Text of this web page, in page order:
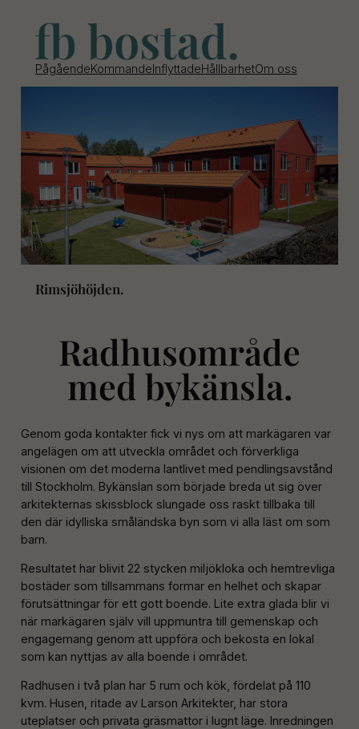
PågåendeKommandeInflyttadeHållbarhetOm oss
Rimsjöhöjden.
Radhusområde
med bykänsla.
Genom goda kontakter fick vi nys om att markägaren var
angelägen om att utveckla området och förverkliga
visionen om det moderna lantlivet med pendlingsavstånd
till Stockholm. Bykänslan som började breda ut sig över
arkitekternas skissblock slungade oss raskt tillbaka till
den där idylliska småländska byn som vi alla läst om som
barn.
Resultatet har blivit 22 stycken miljökloka och hemtrevliga
bostäder som tillsammans formar en helhet och skapar
förutsättningar för ett gott boende. Lite extra glada blir vi
när markägaren själv vill uppmuntra till gemenskap och
engagemang genom att uppföra och bekosta en lokal
som kan nyttjas av alla boende i området.
Radhusen i två plan har 5 rum och kök, fördelat på 110
kvm. Husen, ritade av Larson Arkitekter, har stora
uteplatser och privata gräsmattor i lugnt läge. Inredningen